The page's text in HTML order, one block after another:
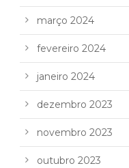
março 2024
fevereiro 2024
janeiro 2024
dezembro 2023
novembro 2023
outubro 2023